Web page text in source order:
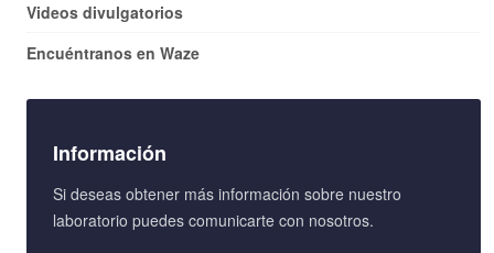
Videos divulgatorios
Encuéntranos en Waze
Información
Si deseas obtener más información sobre nuestro
laboratorio puedes comunicarte con nosotros.